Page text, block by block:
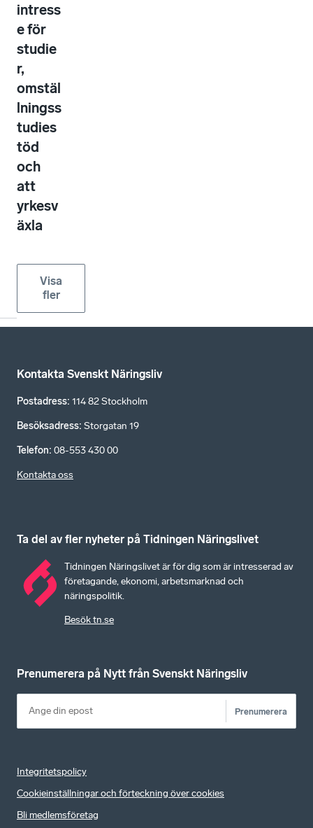
intress
e för
studie
r,
omstäl
lningss
tudies
töd
och
att
yrkesv
äxla
Visa
fler
Kontakta Svenskt Näringsliv
Postadress: 114 82 Stockholm
Besöksadress: Storgatan 19
Telefon: 08-553 430 00
Kontakta oss
Ta del av fler nyheter på Tidningen Näringslivet
Tidningen Näringslivet är för dig som är intresserad av
företagande, ekonomi, arbetsmarknad och
näringspolitik.
Besök tn.se
Prenumerera på Nytt från Svenskt Näringsliv
Prenumerera
Integritetspolicy
Cookieinställningar och förteckning över cookies
Bli medlemsföretag